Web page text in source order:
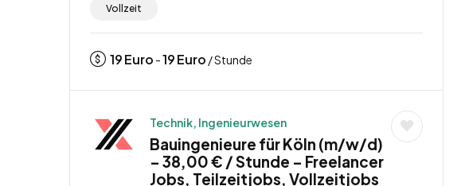
Vollzeit
19Euro -19Euro / Stunde
Technik, Ingenieurwesen
Bauingenieure für Köln (m/w/d)
– 38,00 € / Stunde – Freelancer
Jobs, Teilzeitjobs, Vollzeitjobs